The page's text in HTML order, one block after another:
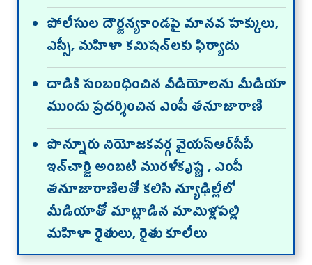
పోలీసుల దౌర్జ‌న్య‌కాండ‌పై మాన‌వ హ‌క్కులు,
ఎస్సీ, మ‌హిళా క‌మిష‌న్‌ల‌కు ఫిర్యాదు
దాడికి సంబంధించిన వీడియోల‌ను మీడియా
ముందు ప్ర‌ద‌ర్శించిన ఎంపీ త‌నూజారాణి
పొన్నూరు నియోజ‌క‌వ‌ర్గ వైయ‌స్ఆర్‌సీపీ
ఇన్‌చార్జి అంబ‌టి ముర‌ళీకృష్ణ , ఎంపీ
త‌నూజారాణిల‌తో క‌లిసి న్యూఢిల్లీలో
మీడియాతో మాట్లాడిన మామిళ్ల‌ప‌ల్లి
మ‌హిళా రైతులు, రైతు కూలీలు